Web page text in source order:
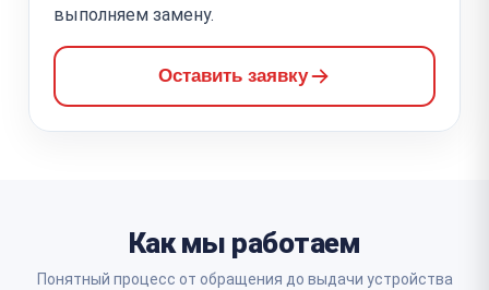
выполняем замену.
Оставить заявку
Как мы работаем
Понятный процесс от обращения до выдачи устройства